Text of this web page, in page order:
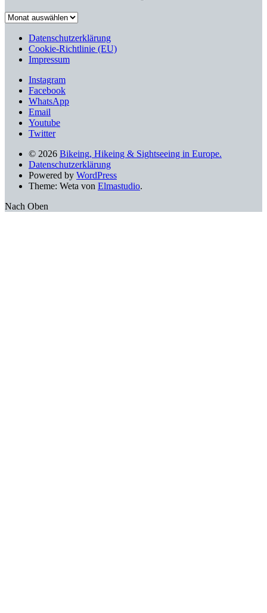
Stöbern
älteren
Beiträgen
Datenschutzerklärung
Cookie-Richtlinie (EU)
Impressum
Instagram
Facebook
WhatsApp
Email
Youtube
Twitter
© 2026 Bikeing, Hikeing & Sightseeing in Europe.
Datenschutzerklärung
Powered by WordPress
Theme: Weta von Elmastudio.
Nach Oben